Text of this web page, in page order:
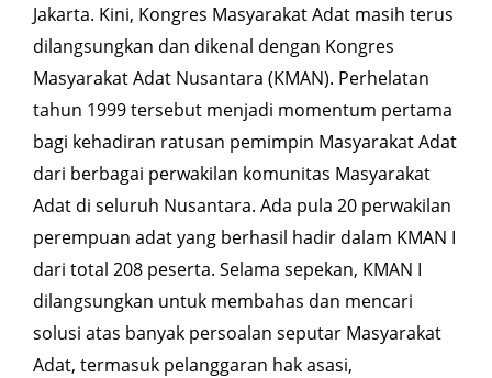
Jakarta. Kini, Kongres Masyarakat Adat masih terus
dilangsungkan dan dikenal dengan Kongres
Masyarakat Adat Nusantara (KMAN). Perhelatan
tahun 1999 tersebut menjadi momentum pertama
bagi kehadiran ratusan pemimpin Masyarakat Adat
dari berbagai perwakilan komunitas Masyarakat
Adat di seluruh Nusantara. Ada pula 20 perwakilan
perempuan adat yang berhasil hadir dalam KMAN I
dari total 208 peserta. Selama sepekan, KMAN I
dilangsungkan untuk membahas dan mencari
solusi atas banyak persoalan seputar Masyarakat
Adat, termasuk pelanggaran hak asasi,